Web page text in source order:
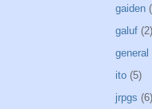
gaiden
galuf (2)
general
ito (5)
jrpgs (6)